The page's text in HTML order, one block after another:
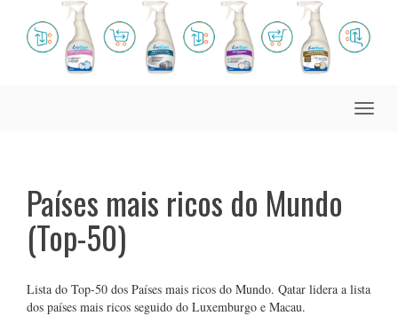
Toggle
Países mais ricos do Mundo
(Top-50)
Lista do Top-50 dos Países mais ricos do Mundo. Qatar lidera a lista
dos países mais ricos seguido do Luxemburgo e Macau.